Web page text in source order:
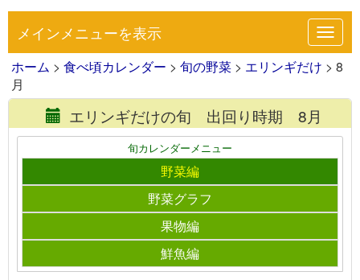
メインメニューを表示
ホーム > 食べ頃カレンダー > 旬の野菜 > エリンギだけ > 8
月
エリンギだけの旬 出回り時期 8月
旬カレンダーメニュー
野菜編
野菜グラフ
果物編
鮮魚編